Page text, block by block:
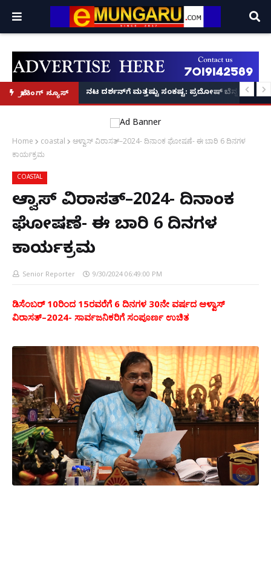
ಬ್ರೇಕಿಂಗ್ ನ್ಯೂಸ್
ಮುಕ್ತಿಗೆ ಬೃಹತ್ ಆಂದೋಲನ: ವಿಶ್ವ ಹಿಂದೂ ಪರಿಷತ್ ಅಂತರರಾಷ್ಟ್ರೀಯ
ನಟ ದರ್ಶನ್‌ಗೆ ಮತ್ತಷ್ಟು ಸಂಕಷ್ಟ: ಪ್ರದೋಷ್ ಬೆನ್ನಲ್ಲೇ
Home coastal
ಆಳ್ವಾಸ್ ವಿರಾಸತ್–2024- ದಿನಾಂಕ ಘೋಷಣೆ- ಈ ಬಾರಿ 6 ದಿನಗಳ
ಕಾರ್ಯಕ್ರಮ
COASTAL
ಆಳ್ವಾಸ್ ವಿರಾಸತ್–2024- ದಿನಾಂಕ
ಘೋಷಣೆ- ಈ ಬಾರಿ 6 ದಿನಗಳ
ಕಾರ್ಯಕ್ರಮ
Senior Reporter 9/30/2024 06:49:00 PM
ಡಿಸೆಂಬರ್ 10ರಿಂದ 15ರವರೆಗೆ 6 ದಿನಗಳ 30ನೇ ವರ್ಷದ ಆಳ್ವಾಸ್
ವಿರಾಸತ್–2024- ಸಾರ್ವಜನಿಕರಿಗೆ ಸಂಪೂರ್ಣ ಉಚಿತ